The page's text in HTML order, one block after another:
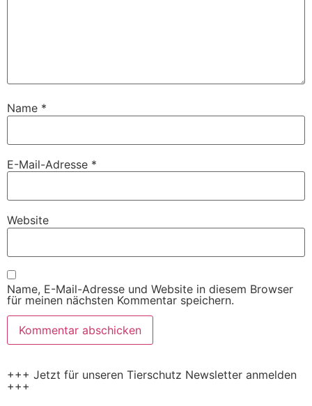
Name *
E-Mail-Adresse *
Website
Name, E-Mail-Adresse und Website in diesem Browser
für meinen nächsten Kommentar speichern.
+++ Jetzt für unseren Tierschutz Newsletter anmelden
+++